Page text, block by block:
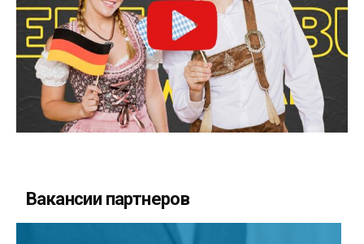
Вакансии партнеров